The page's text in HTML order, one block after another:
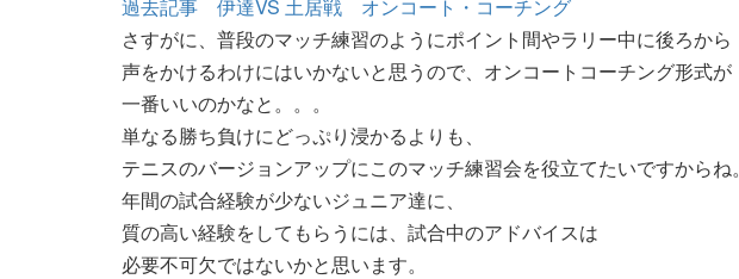
過去記事 伊達VS 土居戦 オンコート・コーチング
さすがに、普段のマッチ練習のようにポイント間やラリー中に後ろから
声をかけるわけにはいかないと思うので、オンコートコーチング形式が
一番いいのかなと。。。
単なる勝ち負けにどっぷり浸かるよりも、
テニスのバージョンアップにこのマッチ練習会を役立てたいですからね。
年間の試合経験が少ないジュニア達に、
質の高い経験をしてもらうには、試合中のアドバイスは
必要不可欠ではないかと思います。